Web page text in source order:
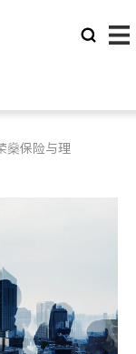
燊保险与理